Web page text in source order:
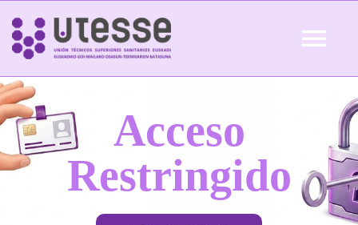
Skip
content
Inicio
QUIÉNES SOMOS Acceso
Restringido